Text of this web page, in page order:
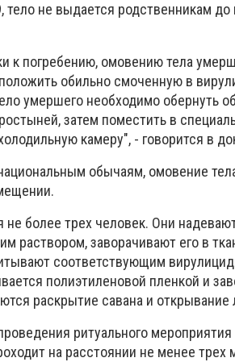
тело не выдается родственникам до
к погребению, омовению тела
обильно смоченную в
умершего необходимо обернуть
затем поместить в
камеру", - говорится в
обычаям, омовение
не более трех человек. Они
раствором, заворачивают его в
соответствующим
полиэтиленовой пленкой и
раскрытие савана и
ритуального
на расстоянии не менее трех